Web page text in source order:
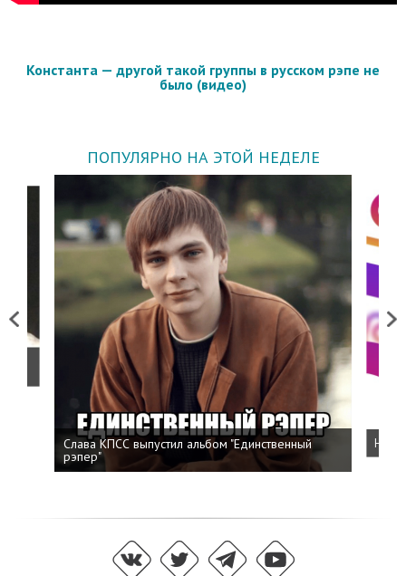
Константа — другой такой группы в русском рэпе не
было (видео)
ПОПУЛЯРНО НА ЭТОЙ НЕДЕЛЕ
Previous
Слава КПСС выпустил альбом "Единственный
рэпер"
Next